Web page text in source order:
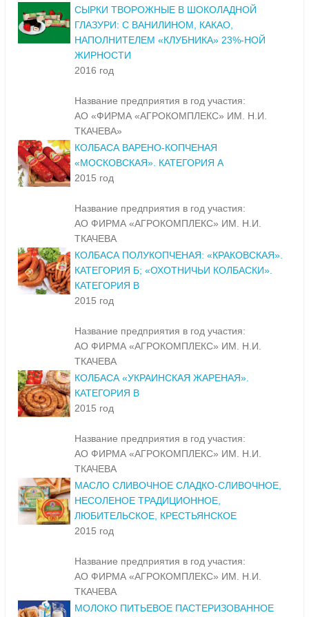
СЫРКИ ТВОРОЖНЫЕ В ШОКОЛАДНОЙ
ГЛАЗУРИ: С ВАНИЛИНОМ, КАКАО,
НАПОЛНИТЕЛЕМ «КЛУБНИКА» 23%-НОЙ
ЖИРНОСТИ
2016 год
Название предприятия в год участия:
АО «ФИРМА «АГРОКОМПЛЕКС» ИМ. Н.И.
ТКАЧЕВА»
КОЛБАСА ВАРЕНО-КОПЧЕНАЯ
«МОСКОВСКАЯ». КАТЕГОРИЯ А
2015 год
Название предприятия в год участия:
АО ФИРМА «АГРОКОМПЛЕКС» ИМ. Н.И.
ТКАЧЕВА
КОЛБАСА ПОЛУКОПЧЕНАЯ: «КРАКОВСКАЯ».
КАТЕГОРИЯ Б; «ОХОТНИЧЬИ КОЛБАСКИ».
КАТЕГОРИЯ В
2015 год
Название предприятия в год участия:
АО ФИРМА «АГРОКОМПЛЕКС» ИМ. Н.И.
ТКАЧЕВА
КОЛБАСА «УКРАИНСКАЯ ЖАРЕНАЯ».
КАТЕГОРИЯ В
2015 год
Название предприятия в год участия:
АО ФИРМА «АГРОКОМПЛЕКС» ИМ. Н.И.
ТКАЧЕВА
МАСЛО СЛИВОЧНОЕ СЛАДКО-СЛИВОЧНОЕ,
НЕСОЛЕНОЕ ТРАДИЦИОННОЕ,
ЛЮБИТЕЛЬСКОЕ, КРЕСТЬЯНСКОЕ
2015 год
Название предприятия в год участия:
АО ФИРМА «АГРОКОМПЛЕКС» ИМ. Н.И.
ТКАЧЕВА
МОЛОКО ПИТЬЕВОЕ ПАСТЕРИЗОВАННОЕ